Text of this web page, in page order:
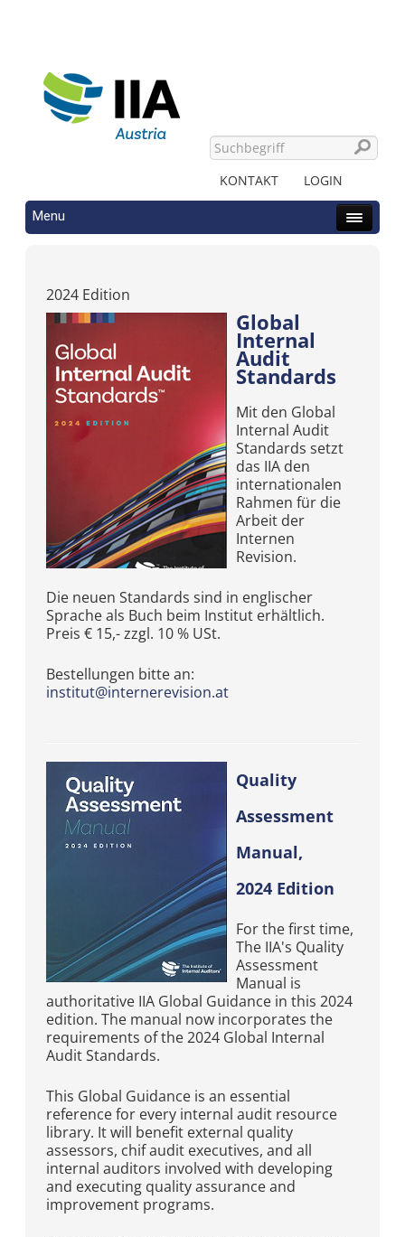
KONTAKT LOGIN
Menu
2024 Edition
Global
Internal
Audit
Standards
Mit den Global
Internal Audit
Standards setzt
das IIA den
internationalen
Rahmen für die
Arbeit der
Internen
Revision.
Die neuen Standards sind in englischer
Sprache als Buch beim Institut erhältlich.
Preis € 15,- zzgl. 10 % USt.
Bestellungen bitte an:
institut@internerevision.at
Quality
Assessment
Manual,
2024 Edition
For the first time,
The IIA's Quality
Assessment
Manual is
authoritative IIA Global Guidance in this 2024
edition. The manual now incorporates the
requirements of the 2024 Global Internal
Audit Standards.
This Global Guidance is an essential
reference for every internal audit resource
library. It will benefit external quality
assessors, chif audit executives, and all
internal auditors involved with developing
and executing quality assurance and
improvement programs.